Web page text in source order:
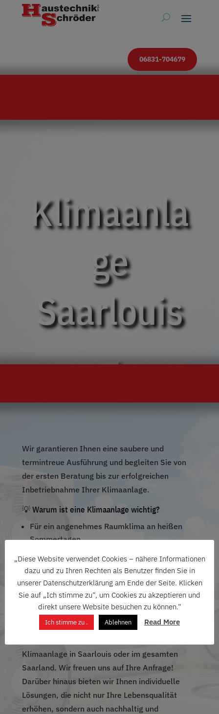
06831-704679
Klimaanla
ge
Saarlouis
–
Montage,
Wartung
& Service
vom
Fachbetri
eb
Angenehmes Raumklima das
ganze Jahr
Wir garantieren Ihnen eine saubere und
termintreue Ausführung und begleiten Sie von
der ersten Beratung bis zur erfolgreichen
Inbetriebnahme Ihrer Klimaanlage.
💡 Warum ist eine Klimaanlage wichtig?
Für ein angenehmes Raumklima an heißen
Sommertagen
Energieeffiziente Kühlung und Heizung für Ihr
Steigerung des Wertes Ihrer Immobilie
📞 Sichern Sie sich jetzt Ihren Beratungstermin!
Kontaktieren Sie uns noch heute für ein
Klimaanlage in Saarlouis oder im gesamten
Saarland. Wir freuen uns auf Ihre Anfrage!
Darüber hinaus bieten wir Ihnen individuelle
Lösungen, die nicht nur Ihre Lebensqualität
erhöhen, sondern auch nachhaltig und
„Diese Website verwendet Cookies – nähere Informationen
dazu und zu Ihren Rechten als Benutzer finden Sie in
unserer Datenschutzerklärung am Ende der Seite. Klicken
Sie auf „Ich stimme zu“, um Cookies zu akzeptieren und
direkt unsere Website besuchen zu können.“
Ich stimme zu . Ablehnen Read More